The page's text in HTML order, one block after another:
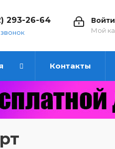
Войти
293-26-64
Контакты